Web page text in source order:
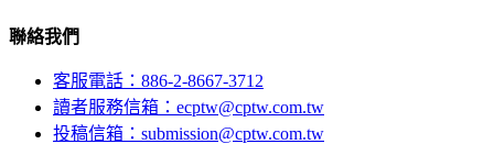
聯絡我們
客服電話：886-2-8667-3712
讀者服務信箱：ecptw@cptw.com.tw
投稿信箱： submission@cptw.com.tw